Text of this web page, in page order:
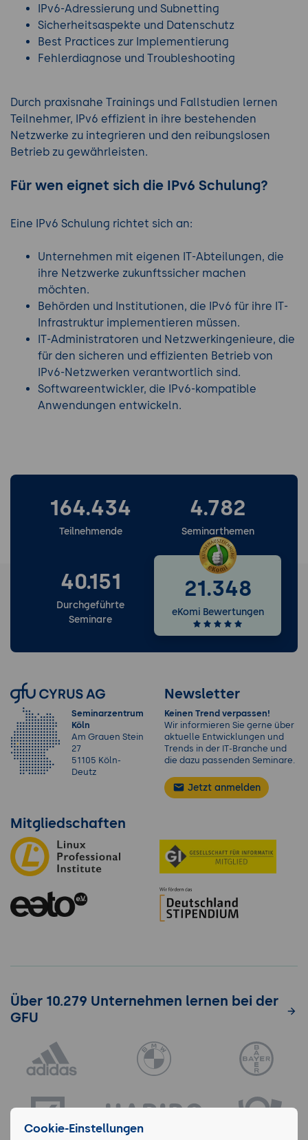
IPv6-Adressierung und Subnetting
Sicherheitsaspekte und Datenschutz
Best Practices zur Implementierung
Fehlerdiagnose und Troubleshooting
Durch praxisnahe Trainings und Fallstudien lernen
Teilnehmer, IPv6 effizient in ihre bestehenden
Netzwerke zu integrieren und den reibungslosen
Betrieb zu gewährleisten.
Für wen eignet sich die IPv6 Schulung?
Eine IPv6 Schulung richtet sich an:
Unternehmen mit eigenen IT-Abteilungen, die
ihre Netzwerke zukunftssicher machen
möchten.
Behörden und Institutionen, die IPv6 für ihre IT-
Infrastruktur implementieren müssen.
IT-Administratoren und Netzwerkingenieure, die
für den sicheren und effizienten Betrieb von
IPv6-Netzwerken verantwortlich sind.
Softwareentwickler, die IPv6-kompatible
Anwendungen entwickeln.
164.434
Teilnehmende
4.782
Seminarthemen
40.151
Durchgeführte
Seminare
21.348
eKomi Bewertungen
Seminarzentrum
Köln
Am Grauen Stein
27
51105 Köln-
Deutz
Newsletter
Keinen Trend verpassen!
Wir informieren Sie gerne über
aktuelle Entwicklungen und
Trends in der IT-Branche und
die dazu passenden Seminare.
Jetzt anmelden
Mitgliedschaften
Über 10.279 Unternehmen lernen bei der
GFU
Cookie-Einstellungen